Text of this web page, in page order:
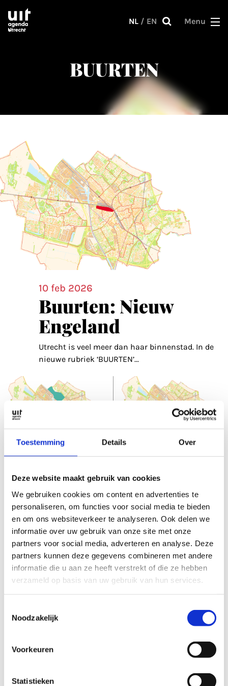
Toestemming Details Over
Deze website maakt gebruik van cookies
We gebruiken cookies om content en advertenties te
personaliseren, om functies voor social media te bieden
en om ons websiteverkeer te analyseren. Ook delen we
informatie over uw gebruik van onze site met onze
partners voor social media, adverteren en analyse. Deze
partners kunnen deze gegevens combineren met andere
informatie die u aan ze heeft verstrekt of die ze hebben
verzameld op basis van uw gebruik van hun services.
Noodzakelijk
Voorkeuren
Statistieken
Skip to main content
NL / EN Menu
BUURTEN
Buurten: Zuilen
Utrecht is veel meer dan
haar binnenstad. In
deze rubriek gaan we ...
Buurten: Transwijk
Utrecht is veel meer dan
haar binnenstad. In
deze rubriek gaan we
Zuid
Buurten: Lunetten
Utrecht is veel meer dan
10 feb 2026
Buurten: Nieuw
Engeland
Utrecht is veel meer dan haar binnenstad. In de
nieuwe rubriek ‘BUURTEN’...